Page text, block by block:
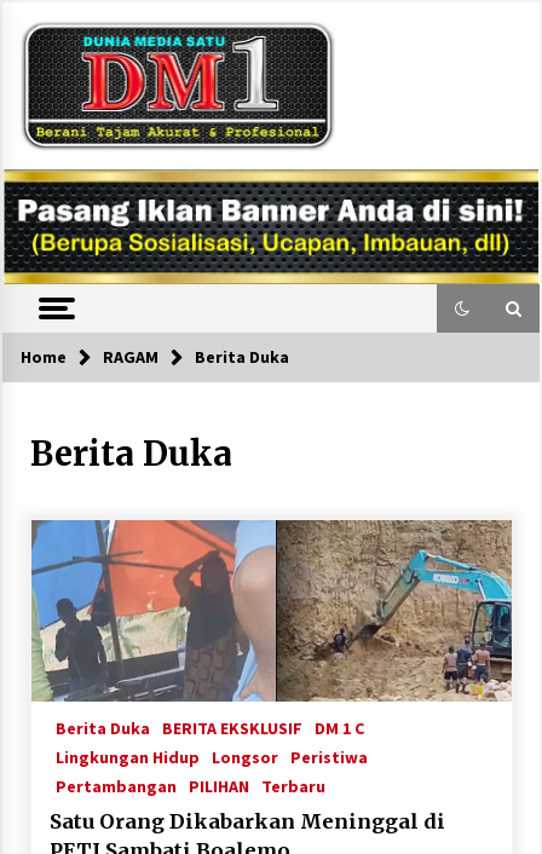
content
DM1
Home RAGAM Berita Duka
Berita Duka
Berita Duka BERITA EKSKLUSIF
DM 1 C
Lingkungan Hidup
Longsor
Peristiwa
Pertambangan
PILIHAN Terbaru
Satu Orang Dikabarkan Meninggal di